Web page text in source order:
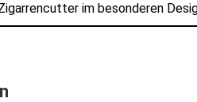
im besonderen